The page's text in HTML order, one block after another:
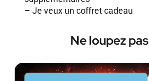
– Je veux un coffret cadeau
Ne loupez pas